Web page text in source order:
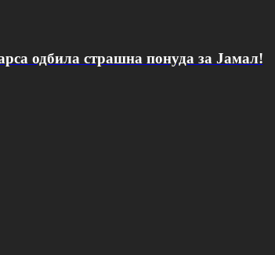
одбила страшна понуда за Јамал!